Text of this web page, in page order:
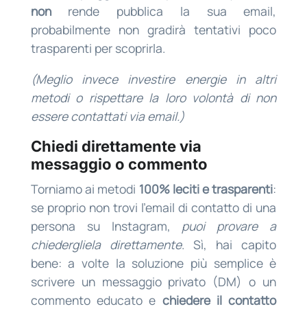
nonrende pubblica la sua email,
probabilmente non gradirà tentativi poco
trasparenti per scoprirla.
(Meglio invece investire energie in altri
metodi o rispettare la loro volontà di non
essere contattati via email.)
Chiedi direttamente via
messaggio o commento
Torniamo ai metodi 100% leciti e trasparenti:
se proprio non trovi l’email di contatto di una
persona su Instagram, puoi provare a
chiedergliela direttamente. Sì, hai capito
bene: a volte la soluzione più semplice è
scrivere un messaggio privato (DM) o un
commento educato e chiedere il contatto